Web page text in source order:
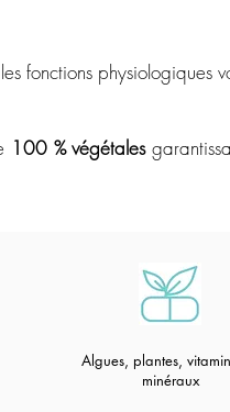
fonctions physiologiques
100 % végétales
Algues, plantes,
minéraux